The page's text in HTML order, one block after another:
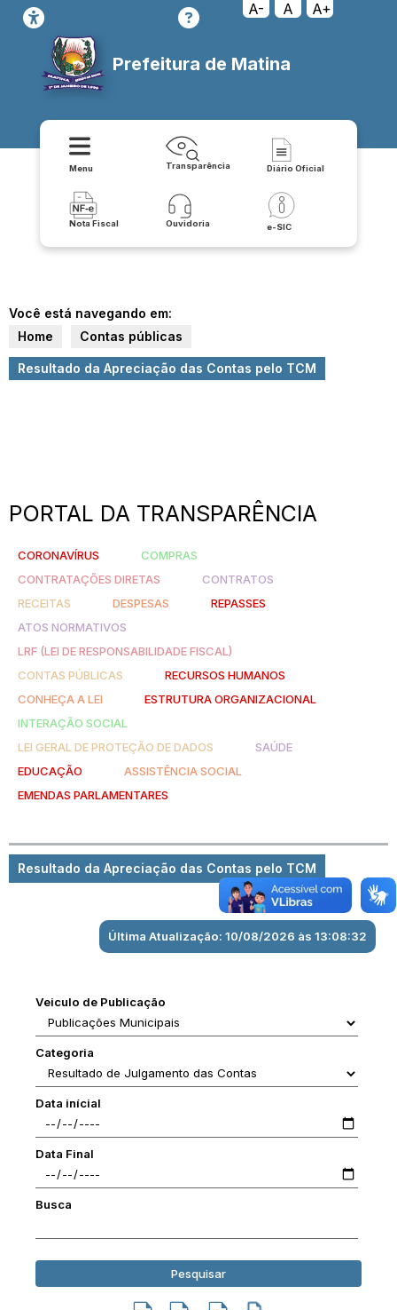
A- A A+
Prefeitura de Matina
Menu Transparência Diário Oficial
Nota Fiscal Ouvidoria e-SIC
Você está navegando em:
Home
Contas públicas
Resultado da Apreciação das Contas pelo TCM
PORTAL DA TRANSPARÊNCIA
CORONAVÍRUS
COMPRAS
CONTRATAÇÕES DIRETAS
CONTRATOS
RECEITAS
DESPESAS
REPASSES
ATOS NORMATIVOS
LRF (LEI DE RESPONSABILIDADE FISCAL)
CONTAS PÚBLICAS
RECURSOS HUMANOS
CONHEÇA A LEI
ESTRUTURA ORGANIZACIONAL
INTERAÇÃO SOCIAL
LEI GERAL DE PROTEÇÃO DE DADOS
SAÚDE
EDUCAÇÃO
ASSISTÊNCIA SOCIAL
EMENDAS PARLAMENTARES
Resultado da Apreciação das Contas pelo TCM
Última Atualização: 10/08/2026 às 13:08:32
Veiculo de Publicação
Categoria
Data inícial
Data Final
Busca
Pesquisar